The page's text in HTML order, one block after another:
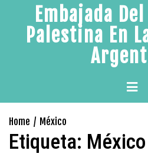
content
Embajada
Palestina En
Home México
Etiqueta: México